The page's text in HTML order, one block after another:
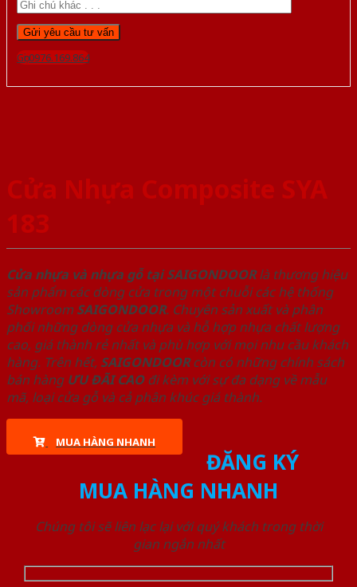
Gọi 0976.169.864
Cửa Nhựa Composite SYA
183
Cửa nhựa và nhựa gỗ tại SAIGONDOORlà thương hiệu
sản phẩm các dòng cửa trong một chuỗi các hệ thống
Showroom SAIGONDOOR. Chuyên sản xuất và phân
phối những dòng cửa nhựa và hỗ hợp nhựa chất lượng
cao, giá thành rẻ nhất và phù hợp với mọi nhu cầu khách
hàng. Trên hết, SAIGONDOORcòn có những chính sách
bán hàng ƯU ĐÃI CAOđi kèm với sự đa dạng về mẫu
mã, loại cửa gỗ và cả phân khúc giá thành.
MUA HÀNG NHANH
ĐĂNG KÝ
MUA HÀNG NHANH
Chúng tôi sẽ liên lạc lại với quý khách trong thời
gian ngắn nhất